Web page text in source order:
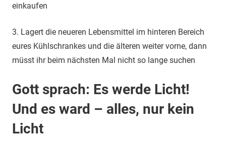
einkaufen
3. Lagert die neueren Lebensmittel im hinteren Bereich
eures Kühlschrankes und die älteren weiter vorne, dann
müsst ihr beim nächsten Mal nicht so lange suchen
Gott sprach: Es werde Licht!
Und es ward – alles, nur kein
Licht